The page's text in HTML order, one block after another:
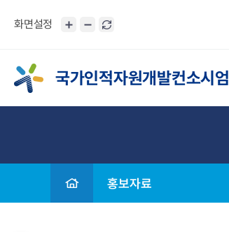
화면설정
국가인적자원개발컨소시엄
홍보자료